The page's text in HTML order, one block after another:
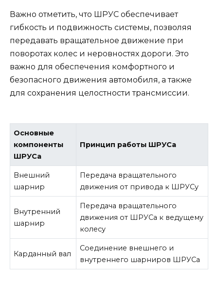
Важно отметить, что ШРУС обеспечивает
гибкость и подвижность системы, позволяя
передавать вращательное движение при
поворотах колес и неровностях дороги. Это
важно для обеспечения комфортного и
безопасного движения автомобиля, а также
для сохранения целостности трансмиссии.
Основные
компоненты
ШРУСа
Принцип работы ШРУСа
Внешний
шарнир
Передача вращательного
движения от привода к ШРУСу
Внутренний
шарнир
Передача вращательного
движения от ШРУСа к ведущему
колесу
Карданный вал
Соединение внешнего и
внутреннего шарниров ШРУСа